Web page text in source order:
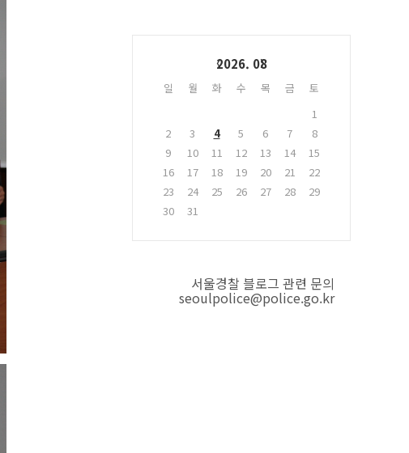
2026. 08
일 월 화 수 목 금
토
1
2
3 4 5 6 7
8
9
10 11 12 13 14
15
16
17 18 19 20 21
22
23
24 25 26 27 28
29
30
31
서울경찰 블로그 관련 문의
seoulpolice@police.go.kr